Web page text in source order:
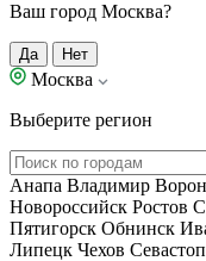
Ваш город Москва?
Да Нет
Москва
Выберите регион
Анапа Владимир
Новороссийск Ростов
Пятигорск Обнинск
Липецк Чехов